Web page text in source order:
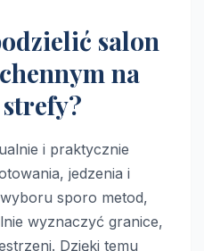
salon
na
i praktycznie
jedzenia i
sporo metod,
wyznaczyć granice,
Dzięki temu